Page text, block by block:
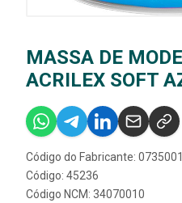
MASSA DE
ACRILEX SOFT
Código do Fabricante:
Código: 45236
Código NCM: 34070010